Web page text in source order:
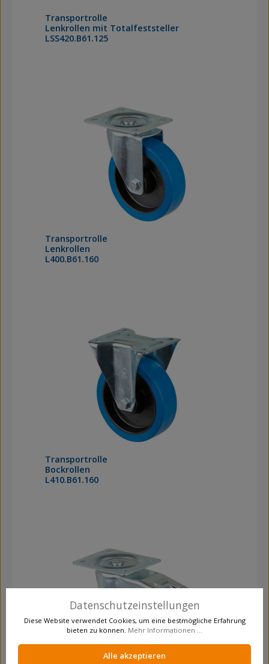
Transportrolle
Lenkrollen mit Totalfeststeller
LSS420.B61.125
Transportrolle
Lenkrollen
L400.B61.160
Transportrolle
Bockrollen
L410.B61.160
Datenschutzeinstellungen
Diese Website verwendet Cookies, um eine bestmögliche Erfahrung
bieten zu können. Mehr Informationen ...
Alle akzeptieren